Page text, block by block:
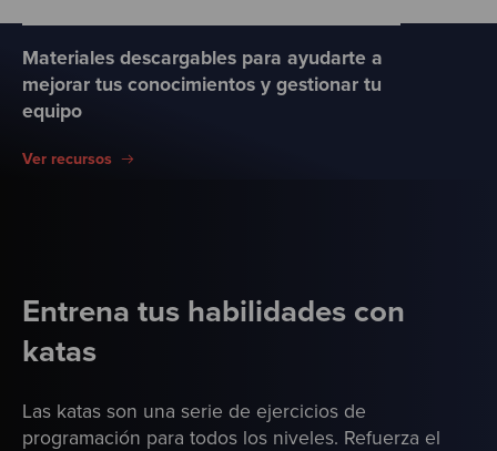
Materiales descargables para ayudarte a
mejorar tus conocimientos y gestionar tu
equipo
Ver recursos
Entrena tus habilidades con
katas
Las katas son una serie de ejercicios de
programación para todos los niveles. Refuerza el